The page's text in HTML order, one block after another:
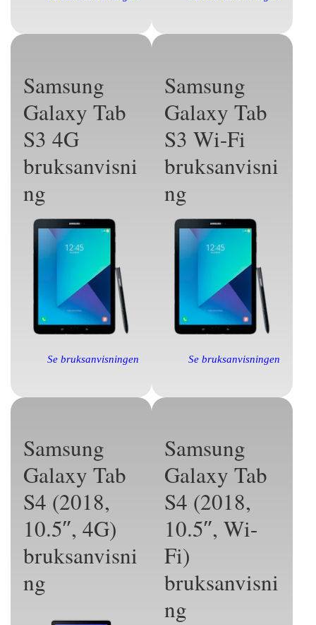
Samsung
Galaxy Tab
S3 4G
bruksanvisni
ng
Se bruksanvisningen
Samsung
Galaxy Tab
S3 Wi-Fi
bruksanvisni
ng
Se bruksanvisningen
Samsung
Galaxy Tab
S4 (2018,
10.5″, 4G)
bruksanvisni
ng
Samsung
Galaxy Tab
S4 (2018,
10.5″, Wi-
Fi)
bruksanvisni
ng